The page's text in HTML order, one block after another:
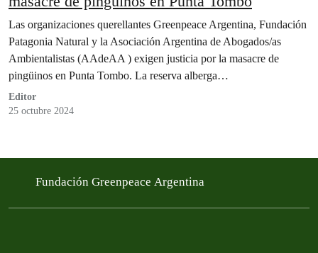
Las organizaciones querellantes Greenpeace Argentina, Fundación
Patagonia Natural y la Asociación Argentina de Abogados/as
Ambientalistas (AAdeAA ) exigen justicia por la masacre de
pingüinos en Punta Tombo. La reserva alberga…
Editor
25 octubre 2024
Fundación Greenpeace Argentina